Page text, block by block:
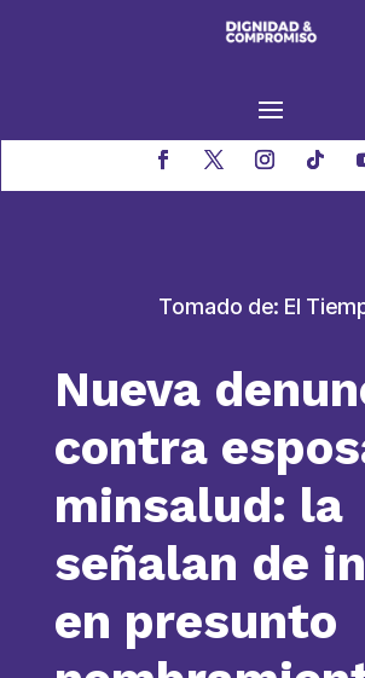
Tomado de: El
Nueva
contra
minsalud: la
señalan de
en presunto